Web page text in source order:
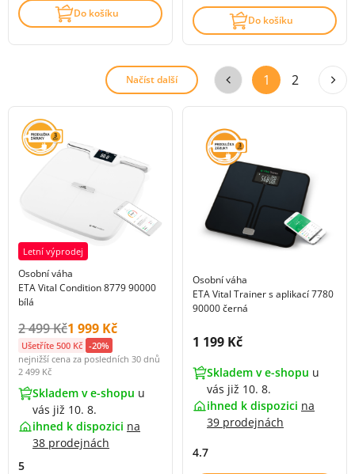
Do košíku Do košíku
Načíst další 1 2
Letní výprodej
Osobní váha
ETA Vital Condition 8779 90000
bílá
Původní cena s DPH:
2 499 KčCena s DPH:
1 999 Kč
Ušetříte 500 Kč -20%
nejnižší cena za posledních 30 dnů
2 499 Kč
Skladem v e-shopu u
vás již 10. 8.
ihned k dispozici na
38 prodejnách
5
Osobní váha
ETA Vital Trainer s aplikací 7780
90000 černá
Cena s DPH:
1 199 Kč
Skladem v e-shopu u
vás již 10. 8.
ihned k dispozici na
39 prodejnách
4.7